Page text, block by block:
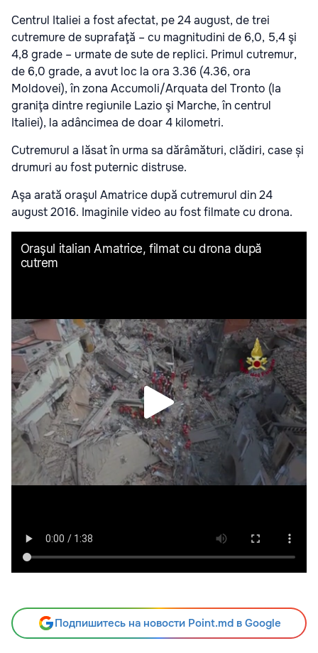
Centrul Italiei a fost afectat, pe 24 august, de trei
cutremure de suprafaţă – cu magnitudini de 6,0, 5,4 şi
4,8 grade – urmate de sute de replici. Primul cutremur,
de 6,0 grade, a avut loc la ora 3.36 (4.36, ora
Moldovei), în zona Accumoli/Arquata del Tronto (la
graniţa dintre regiunile Lazio şi Marche, în centrul
Italiei), la adâncimea de doar 4 kilometri.
Cutremurul a lăsat în urma sa dărâmături, clădiri, case și
drumuri au fost puternic distruse.
Aşa arată oraşul Amatrice după cutremurul din 24
august 2016. Imaginile video au fost filmate cu drona.
Подпишитесь на новости Point.md в Google